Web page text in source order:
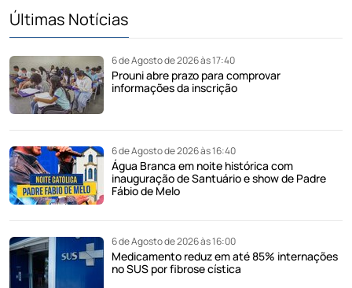
Últimas Notícias
6 de Agosto de 2026 às 17:40
Prouni abre prazo para comprovar
informações da inscrição
6 de Agosto de 2026 às 16:40
Água Branca em noite histórica com
inauguração de Santuário e show de Padre
Fábio de Melo
6 de Agosto de 2026 às 16:00
Medicamento reduz em até 85% internações
no SUS por fibrose cística